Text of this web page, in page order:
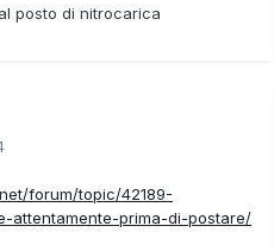
posto di nitrocarica
forum/topic/42189-
attentamente-prima-di-postare/